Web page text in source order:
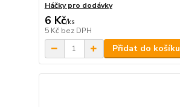
Háčky pro dodávky
6 Kč/ks
5 Kč bez DPH
Přidat do košíku